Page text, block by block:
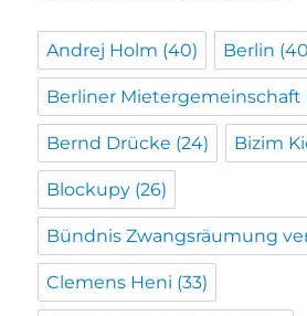
Andrej Holm (40) Berlin
Berliner Mietergemeinschaft
Bernd Drücke (24) Bizim
Blockupy (26)
Bündnis Zwangsräumung
Clemens Heni (33)